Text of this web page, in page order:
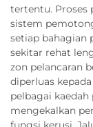
tertentu. Proses
sistem
setiap bahagian
sekitar rehat
zon pelancaran
diperluas
pelbagai
mengekalkan